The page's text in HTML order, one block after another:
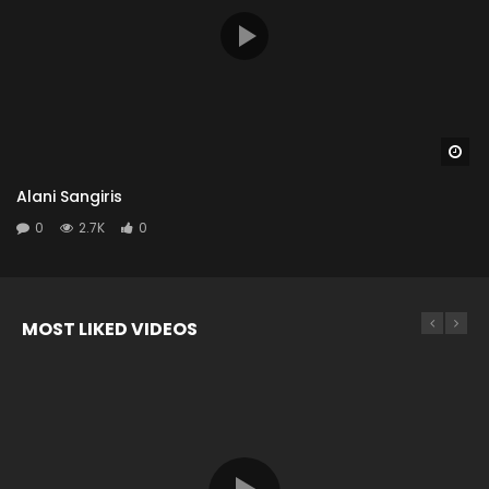
Alani Sangiris
0 2.7K 0
MOST LIKED VIDEOS